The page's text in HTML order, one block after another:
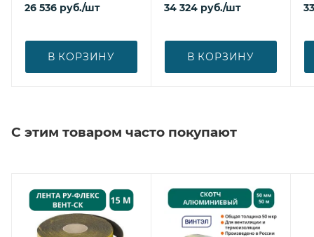
26 536 руб./шт
В КОРЗИНУ
34 324 руб./шт
В КОРЗИНУ
С этим товаром часто покупают